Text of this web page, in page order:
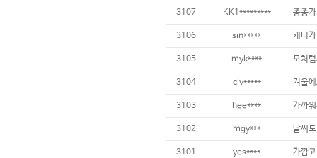
3107 KK1*********
3106 sin*****
3105 myk****
3104 civ*****
3103 hee**** 가까
3102 mgy*** 날씨
3101 yes**** 가깝